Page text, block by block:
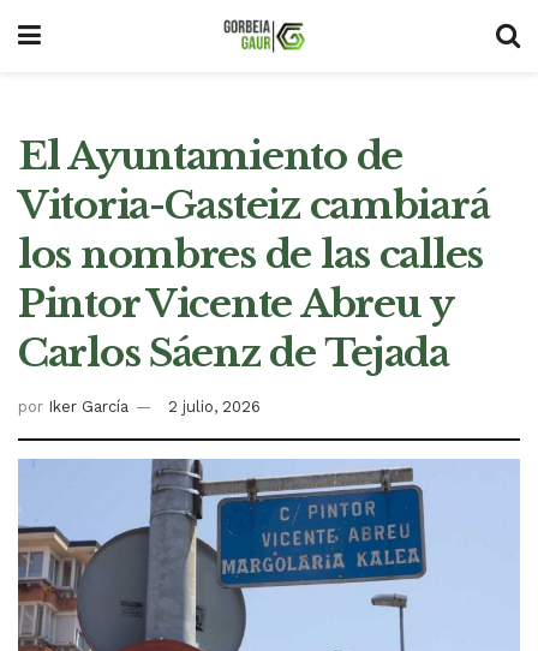
El Ayuntamiento de
Vitoria-Gasteiz cambiará
los nombres de las calles
Pintor Vicente Abreu y
Carlos Sáenz de Tejada
por Iker García 2 julio, 2026